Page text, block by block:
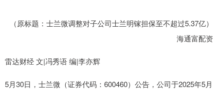
（原标题：士兰微调整对子公司士兰明镓担保至不超过5.37亿）
海通富配资
雷达财经 文|冯秀语 编|李亦辉
5月30日，士兰微（证券代码：600460）公告，公司于2025年5月